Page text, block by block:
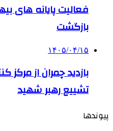
فعالیت پایانه های
بازگشت
۱۴۰۵/۰۴/۱۵
بازدید چمران از مرکز
تشییع رهبر شهید
پیوندها